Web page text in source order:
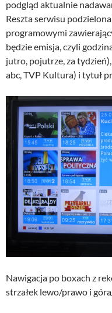
podgląd aktualnie
Reszta serwisu
programowymi
będzie emisja, czyli
jutro, pojutrze, za
abc, TVP Kultura) i tytuł
Nawigacja po boxach z
strzałek lewo/prawo i